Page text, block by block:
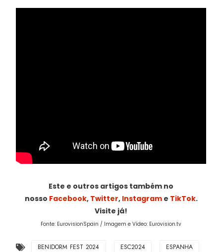
Este e outros artigos também no
nosso Facebook, Twitter, Instagrame TikTok.
Visite já!
Fonte: EurovisionSpain / Imagem e Vídeo: Eurovision.tv
BENIDORM FEST 2024 ESC2024 ESPANHA